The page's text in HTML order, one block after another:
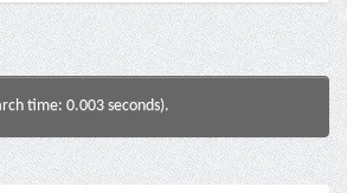
time: 0.003 seconds).